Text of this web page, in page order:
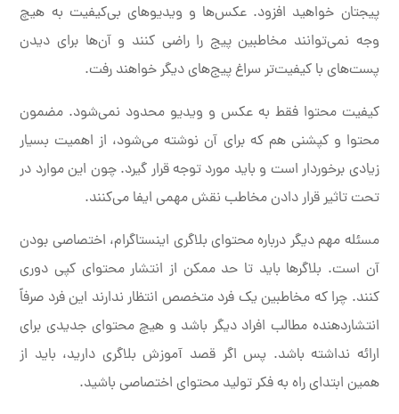
پیجتان خواهید افزود. عکس‌ها و ویدیوهای بی‌کیفیت به هیچ
وجه نمی‌توانند مخاطبین پیج را راضی کنند و آن‌ها برای دیدن
پست‌های با کیفیت‌تر سراغ پیج‌های دیگر خواهند رفت.
کیفیت محتوا فقط به عکس و ویدیو محدود نمی‌شود. مضمون
محتوا و کپشنی هم که برای آن نوشته می‌شود، از اهمیت بسیار
زیادی برخوردار است و باید مورد توجه قرار گیرد. چون این موارد در
تحت تاثیر قرار دادن مخاطب نقش مهمی ایفا می‌کنند.
مسئله مهم دیگر درباره محتوای بلاگری اینستاگرام، اختصاصی بودن
آن است. بلاگرها باید تا حد ممکن از انتشار محتوای کپی دوری
کنند. چرا که مخاطبین یک فرد متخصص انتظار ندارند این فرد صرفاً
انتشاردهنده مطالب افراد دیگر باشد و هیچ محتوای جدیدی برای
ارائه نداشته باشد. پس اگر قصد آموزش بلاگری دارید، باید از
همین ابتدای راه به فکر تولید محتوای اختصاصی باشید.